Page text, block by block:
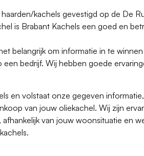
kachels gevestigd op de De
is Brabant Kachels een goed en
belangrijk om informatie in te
een bedrijf. Wij hebben goede
en volstaat onze gegeven
van jouw oliekachel. Wij zijn
van jouw woonsituatie en